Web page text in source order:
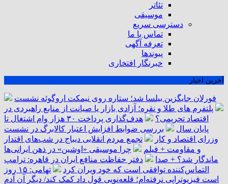
تئاتر
موسیقی
دسترسی سریع
تماس با ما
تعرفه آگهی
پیوندها
خبرنگار افتخاری
آخرین اخبار
فورلان جایگزین بیلسا شد؛ ستاره روی نیمکت اروگوئه نشست
پلتفرم ‌های طلا و نقره؛ آزادی بازار یا صیانت از منابع راهبردی در
اقتصاد تحریمی؟
هدف‌گذاری پرداخت ۳۰ هزار وام اشتغال تا
پایان سال
بررسی ضوابط افزایش اعتبار کالابرگ در نشست
وزرای اقتصاد و کار
تجمع مردم انقلابی دیباج در شب‌های اقتدار
و مقاومت + فیلم
چرا موسیقی «اوشین» در ذهن ایرانی‌ها
ماندگار شد؟ + صدا
دفتر حفاظت منافع ایران در قاهره: ترامپ
التماس‌کننده توافقی است که خود ویران کرد
تهامی: ۱۵ روز
است فیزیوتراپی نرفته‌ام؛ قلعه‌نویی قول داد کمک کند/ دیگر آن آدم